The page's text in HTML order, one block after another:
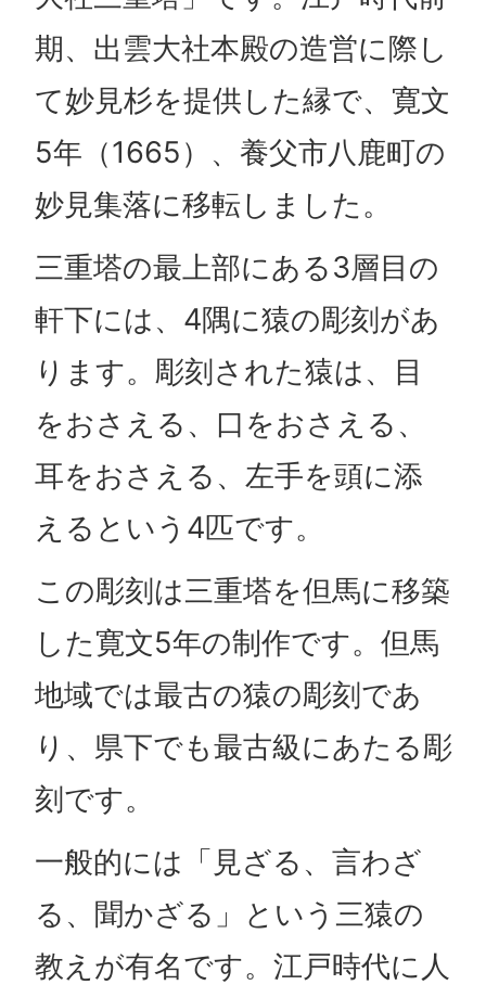
期、出雲大社本殿の造営に際し
て妙見杉を提供した縁で、寛文
5年（1665）、養父市八鹿町の
妙見集落に移転しました。
三重塔の最上部にある3層目の
軒下には、4隅に猿の彫刻があ
ります。彫刻された猿は、目
をおさえる、口をおさえる、
耳をおさえる、左手を頭に添
えるという4匹です。
この彫刻は三重塔を但馬に移築
した寛文5年の制作です。但馬
地域では最古の猿の彫刻であ
り、県下でも最古級にあたる彫
刻です。
一般的には「見ざる、言わざ
る、聞かざる」という三猿の
教えが有名です。江戸時代に人